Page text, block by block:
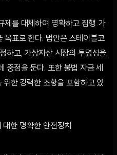
제를 대체하여 명확하고 집행 가
목표로 한다. 법안은 스테이블코
하고, 가상자산 시장의 투명성을
중점을 둔다. 또한 불법 자금 세
한 강력한 조항을 포함하고 있
한 명확한 안전장치